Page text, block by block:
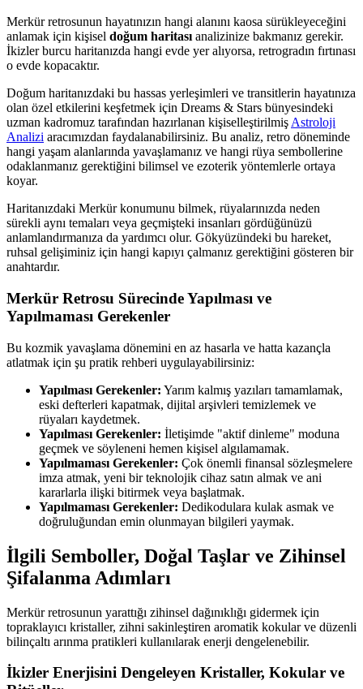
Merkür retrosunun hayatınızın hangi alanını kaosa sürükleyeceğini
anlamak için kişisel doğum haritası analizinize bakmanız gerekir.
İkizler burcu haritanızda hangi evde yer alıyorsa, retrogradın fırtınası
o evde kopacaktır.
Doğum haritanızdaki bu hassas yerleşimleri ve transitlerin hayatınıza
olan özel etkilerini keşfetmek için Dreams & Stars bünyesindeki
uzman kadromuz tarafından hazırlanan kişiselleştirilmiş Astroloji
Analizi aracımızdan faydalanabilirsiniz. Bu analiz, retro döneminde
hangi yaşam alanlarında yavaşlamanız ve hangi rüya sembollerine
odaklanmanız gerektiğini bilimsel ve ezoterik yöntemlerle ortaya
koyar.
Haritanızdaki Merkür konumunu bilmek, rüyalarınızda neden
sürekli aynı temaları veya geçmişteki insanları gördüğünüzü
anlamlandırmanıza da yardımcı olur. Gökyüzündeki bu hareket,
ruhsal gelişiminiz için hangi kapıyı çalmanız gerektiğini gösteren bir
anahtardır.
Merkür Retrosu Sürecinde Yapılması ve
Yapılmaması Gerekenler
Bu kozmik yavaşlama dönemini en az hasarla ve hatta kazançla
atlatmak için şu pratik rehberi uygulayabilirsiniz:
Yapılması Gerekenler: Yarım kalmış yazıları tamamlamak,
eski defterleri kapatmak, dijital arşivleri temizlemek ve
rüyaları kaydetmek.
Yapılması Gerekenler: İletişimde "aktif dinleme" moduna
geçmek ve söyleneni hemen kişisel algılamamak.
Yapılmaması Gerekenler: Çok önemli finansal sözleşmelere
imza atmak, yeni bir teknolojik cihaz satın almak ve ani
kararlarla ilişki bitirmek veya başlatmak.
Yapılmaması Gerekenler: Dedikodulara kulak asmak ve
doğruluğundan emin olunmayan bilgileri yaymak.
İlgili Semboller, Doğal Taşlar ve Zihinsel
Şifalanma Adımları
Merkür retrosunun yarattığı zihinsel dağınıklığı gidermek için
topraklayıcı kristaller, zihni sakinleştiren aromatik kokular ve düzenli
bilinçaltı arınma pratikleri kullanılarak enerji dengelenebilir.
İkizler Enerjisini Dengeleyen Kristaller, Kokular ve